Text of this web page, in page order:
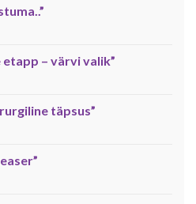
– värvi valik”
täpsus”